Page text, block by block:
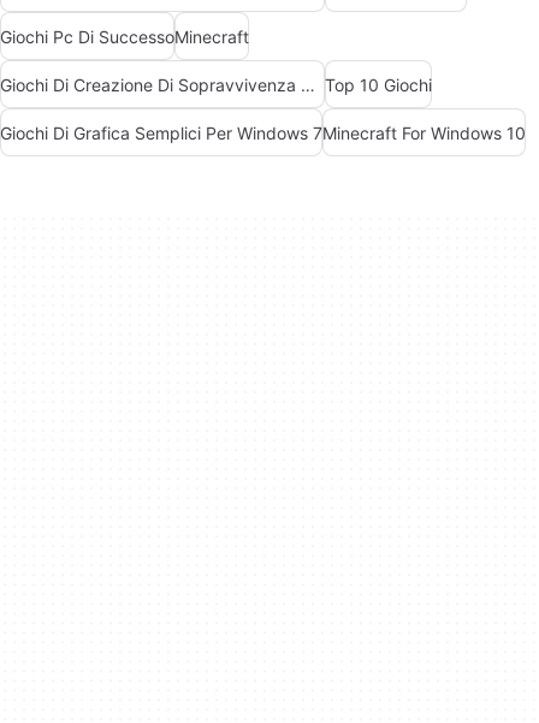
Giochi Pc Di SuccessoMinecraft
Giochi Di Creazione Di Sopravvivenza Per Android Top 10 Giochi
Giochi Di Grafica Semplici Per Windows 7Minecraft For Windows 10